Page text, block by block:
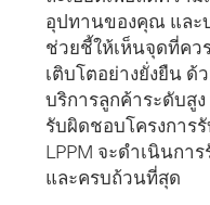
อุปทานของคุณ และ
ช่วยชี้ให้เห็นจุดที่คว
เติบโตอย่างยั่งยืน ด้
บริการลูกค้าระดับสู
รับผิดชอบโครงการ
LPPM จะดำเนินกา
และครบถ้วนที่สุด